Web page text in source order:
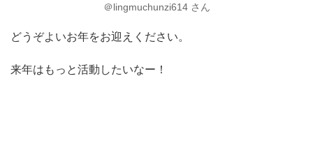
＠lingmuchunzi614 さん
どうぞよいお年をお迎えください。
来年はもっと活動したいなー！